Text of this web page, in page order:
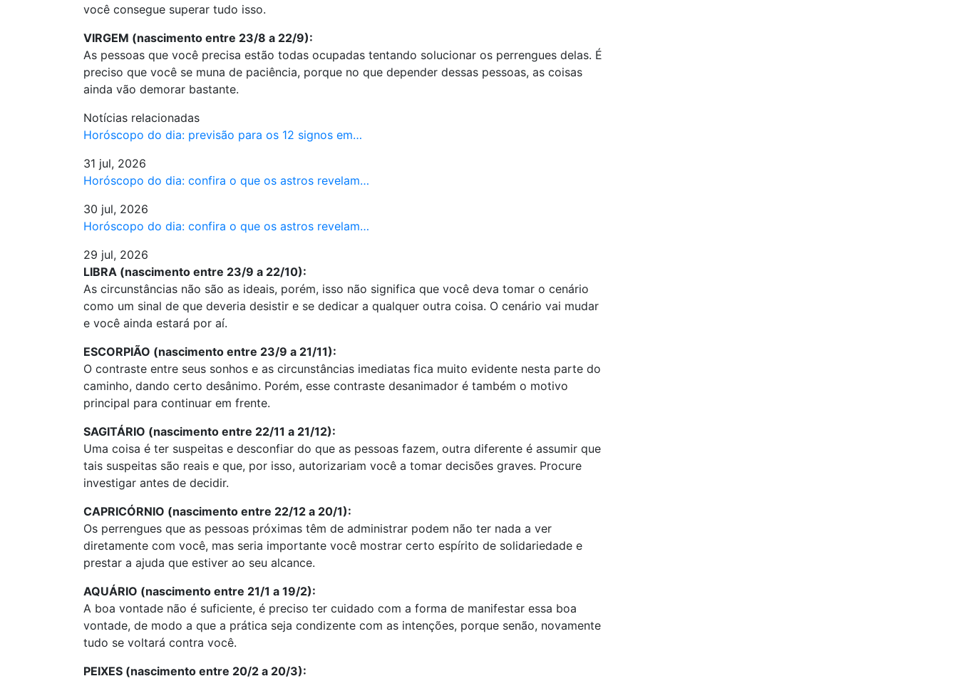
você consegue superar tudo isso.
VIRGEM (nascimento entre 23/8 a 22/9):
As pessoas que você precisa estão todas ocupadas tentando solucionar os perrengues delas. É
preciso que você se muna de paciência, porque no que depender dessas pessoas, as coisas
ainda vão demorar bastante.
Notícias relacionadas
Horóscopo do dia: previsão para os 12 signos em…
31 jul, 2026
Horóscopo do dia: confira o que os astros revelam…
30 jul, 2026
Horóscopo do dia: confira o que os astros revelam…
29 jul, 2026
LIBRA (nascimento entre 23/9 a 22/10):
As circunstâncias não são as ideais, porém, isso não significa que você deva tomar o cenário
como um sinal de que deveria desistir e se dedicar a qualquer outra coisa. O cenário vai mudar
e você ainda estará por aí.
ESCORPIÃO (nascimento entre 23/9 a 21/11):
O contraste entre seus sonhos e as circunstâncias imediatas fica muito evidente nesta parte do
caminho, dando certo desânimo. Porém, esse contraste desanimador é também o motivo
principal para continuar em frente.
SAGITÁRIO (nascimento entre 22/11 a 21/12):
Uma coisa é ter suspeitas e desconfiar do que as pessoas fazem, outra diferente é assumir que
tais suspeitas são reais e que, por isso, autorizariam você a tomar decisões graves. Procure
investigar antes de decidir.
CAPRICÓRNIO (nascimento entre 22/12 a 20/1):
Os perrengues que as pessoas próximas têm de administrar podem não ter nada a ver
diretamente com você, mas seria importante você mostrar certo espírito de solidariedade e
prestar a ajuda que estiver ao seu alcance.
AQUÁRIO (nascimento entre 21/1 a 19/2):
A boa vontade não é suficiente, é preciso ter cuidado com a forma de manifestar essa boa
vontade, de modo a que a prática seja condizente com as intenções, porque senão, novamente
tudo se voltará contra você.
PEIXES (nascimento entre 20/2 a 20/3):